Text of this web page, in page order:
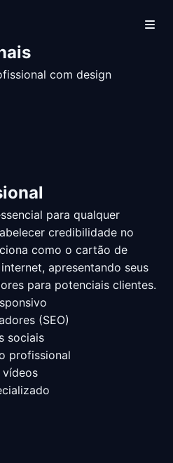
com design
para qualquer
credibilidade no
como o cartão de
apresentando seus
para potenciais clientes.
(SEO)
sociais
profissional
vídeos